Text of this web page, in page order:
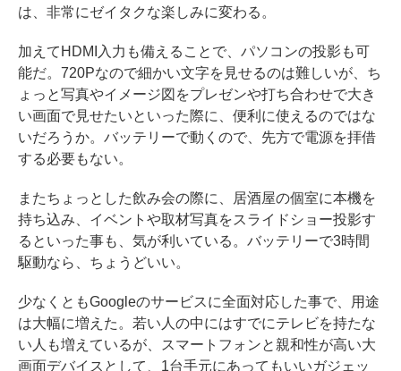
は、非常にゼイタクな楽しみに変わる。
加えてHDMI入力も備えることで、パソコンの投影も可
能だ。720Pなので細かい文字を見せるのは難しいが、ち
ょっと写真やイメージ図をプレゼンや打ち合わせで大き
い画面で見せたいといった際に、便利に使えるのではな
いだろうか。バッテリーで動くので、先方で電源を拝借
する必要もない。
またちょっとした飲み会の際に、居酒屋の個室に本機を
持ち込み、イベントや取材写真をスライドショー投影す
るといった事も、気が利いている。バッテリーで3時間
駆動なら、ちょうどいい。
少なくともGoogleのサービスに全面対応した事で、用途
は大幅に増えた。若い人の中にはすでにテレビを持たな
い人も増えているが、スマートフォンと親和性が高い大
画面デバイスとして、1台手元にあってもいいガジェッ